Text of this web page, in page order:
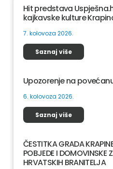
Hit predstava
kajkavske kulture
7. kolovoza 2026.
Saznaj više
Upozorenje na
6. kolovoza 2026.
Saznaj više
ČESTITKA GRADA
POBJEDE I DOMOVINSKE
HRVATSKIH BRANITELJA